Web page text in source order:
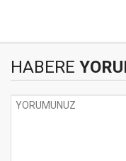
HABERE